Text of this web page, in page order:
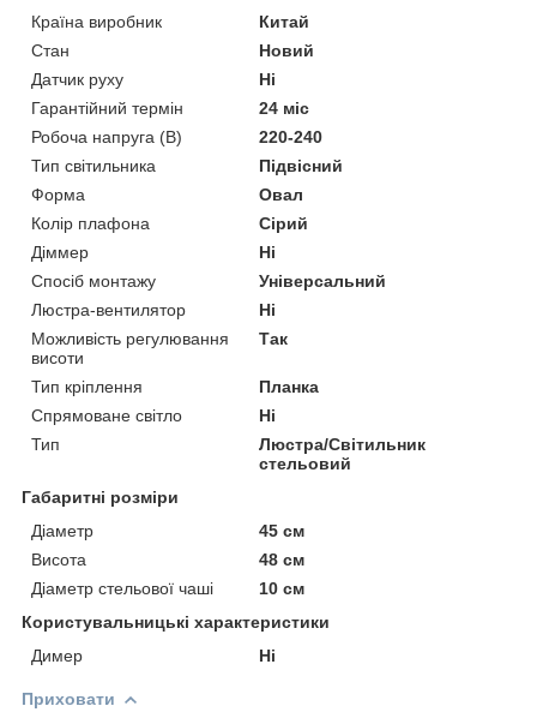
Країна виробник
Китай
Стан
Новий
Датчик руху
Ні
Гарантійний термін
24 міс
Робоча напруга (В)
220-240
Тип світильника
Підвісний
Форма
Овал
Колір плафона
Сірий
Діммер
Ні
Спосіб монтажу
Універсальний
Люстра-вентилятор
Ні
Можливість регулювання
висоти
Так
Тип кріплення
Планка
Спрямоване світло
Ні
Тип
Люстра/Світильник
стельовий
Габаритні розміри
Діаметр
45 см
Висота
48 см
Діаметр стельової чаші
10 см
Користувальницькі характеристики
Димер
Ні
Приховати